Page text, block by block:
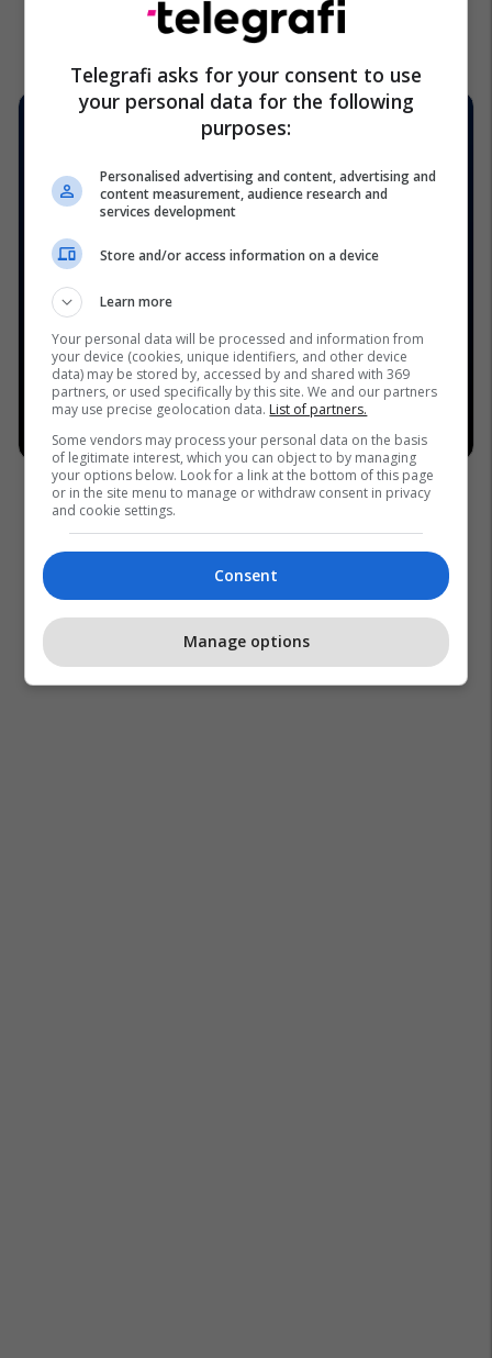
Telegrafi asks for your consent to use
your personal data for the following
purposes:
Personalised advertising and content, advertising and
content measurement, audience research and
services development
Store and/or access information on a device
Learn more
Your personal data will be processed and information from
your device (cookies, unique identifiers, and other device
data) may be stored by, accessed by and shared with 369
partners, or used specifically by this site. We and our partners
may use precise geolocation data. List of partners.
Some vendors may process your personal data on the basis
of legitimate interest, which you can object to by managing
your options below. Look for a link at the bottom of this page
or in the site menu to manage or withdraw consent in privacy
and cookie settings.
Consent
Manage options